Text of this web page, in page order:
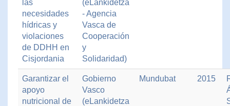
las
necesidades
hídricas y
violaciones
de DDHH en
Cisjordania
(eLankidetza
- Agencia
Vasca de
Cooperación
y
Solidaridad)
Garantizar el
apoyo
nutricional de
Gobierno
Vasco
(eLankidetza
Mundubat 2015